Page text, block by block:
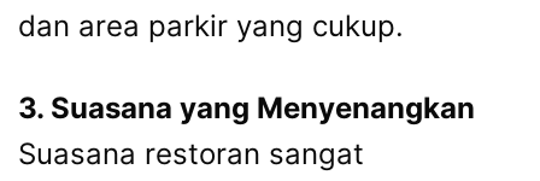
dan area parkir yang cukup.
3. Suasana yang Menyenangkan
Suasana restoran sangat